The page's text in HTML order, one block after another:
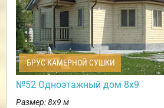
БРУС КАМЕРНОЙ СУШКИ
№52 Одноэтажный дом 8х9
Размер: 8х9 м